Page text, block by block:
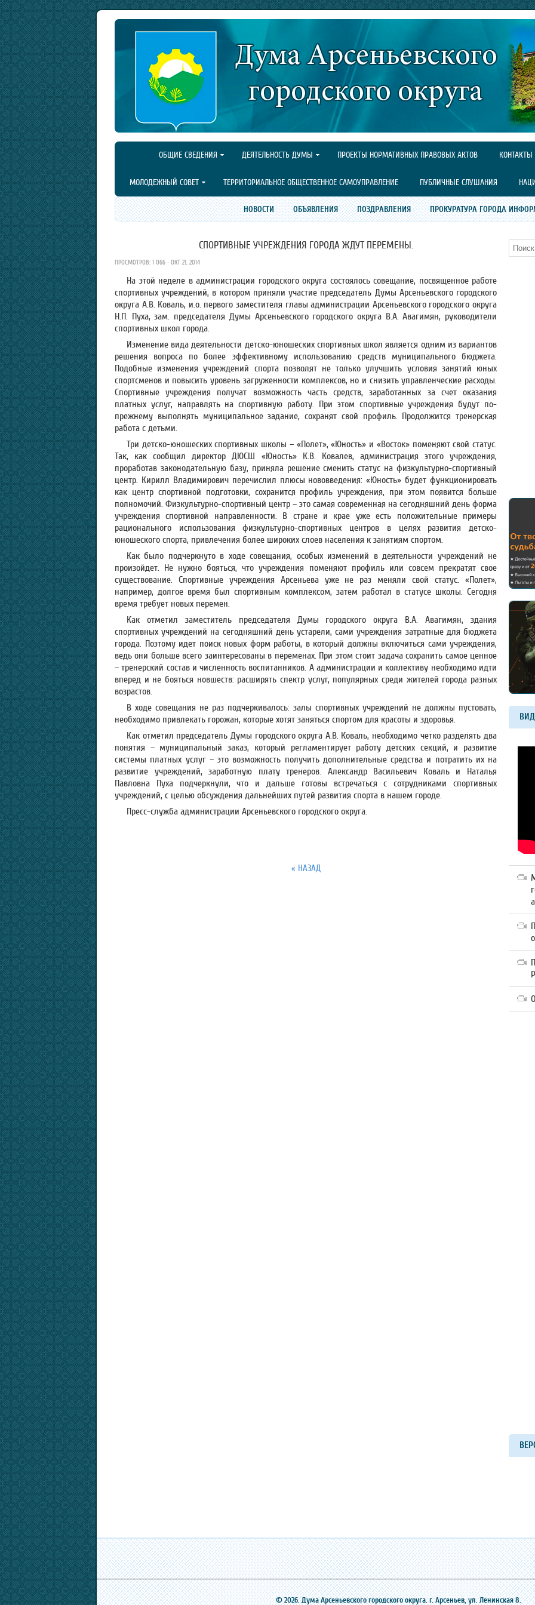
ОБЩИЕ СВЕДЕНИЯ ДЕЯТЕЛЬНОСТЬ ДУМЫ ПРОЕКТЫ НОРМАТИВНЫХ ПРАВОВЫХ АКТОВ КОНТАКТЫ
МОЛОДЕЖНЫЙ СОВЕТ ТЕРРИТОРИАЛЬНОЕ ОБЩЕСТВЕННОЕ САМОУПРАВЛЕНИЕ ПУБЛИЧНЫЕ СЛУШАНИЯ
НОВОСТИ ОБЪЯВЛЕНИЯ ПОЗДРАВЛЕНИЯ ПРОКУРАТУРА ГОРОДА
СПОРТИВНЫЕ УЧРЕЖДЕНИЯ ГОРОДА ЖДУТ ПЕРЕМЕНЫ.
ПРОСМОТРОВ: 1 066 · ОКТ 21, 2014
На этой неделе в администрации городского округа состоялось совещание, посвященное работе
спортивных учреждений, в котором приняли участие председатель Думы Арсеньевского городского
округа А.В. Коваль, и.о. первого заместителя главы администрации Арсеньевского городского округа
Н.П. Пуха, зам. председателя Думы Арсеньевского городского округа В.А. Авагимян, руководители
спортивных школ города.
Изменение вида деятельности детско-юношеских спортивных школ является одним из вариантов
решения вопроса по более эффективному использованию средств муниципального бюджета.
Подобные изменения учреждений спорта позволят не только улучшить условия занятий юных
спортсменов и повысить уровень загруженности комплексов, но и снизить управленческие расходы.
Спортивные учреждения получат возможность часть средств, заработанных за счет оказания
платных услуг, направлять на спортивную работу. При этом спортивные учреждения будут по-
прежнему выполнять муниципальное задание, сохранят свой профиль. Продолжится тренерская
работа с детьми.
Три детско-юношеских спортивных школы – «Полет», «Юность» и «Восток» поменяют свой статус.
Так, как сообщил директор ДЮСШ «Юность» К.В. Ковалев, администрация этого учреждения,
проработав законодательную базу, приняла решение сменить статус на физкультурно-спортивный
центр. Кирилл Владимирович перечислил плюсы нововведения: «Юность» будет функционировать
как центр спортивной подготовки, сохранится профиль учреждения, при этом появится больше
полномочий. Физкультурно-спортивный центр – это самая современная на сегодняшний день форма
учреждения спортивной направленности. В стране и крае уже есть положительные примеры
рационального использования физкультурно-спортивных центров в целях развития детско-
юношеского спорта, привлечения более широких слоев населения к занятиям спортом.
Как было подчеркнуто в ходе совещания, особых изменений в деятельности учреждений не
произойдет. Не нужно бояться, что учреждения поменяют профиль или совсем прекратят свое
существование. Спортивные учреждения Арсеньева уже не раз меняли свой статус. «Полет»,
например, долгое время был спортивным комплексом, затем работал в статусе школы. Сегодня
время требует новых перемен.
Как отметил заместитель председателя Думы городского округа В.А. Авагимян, здания
спортивных учреждений на сегодняшний день устарели, сами учреждения затратные для бюджета
города. Поэтому идет поиск новых форм работы, в который должны включиться сами учреждения,
ведь они больше всего заинтересованы в переменах. При этом стоит задача сохранить самое ценное
– тренерский состав и численность воспитанников. А администрации и коллективу необходимо идти
вперед и не бояться новшеств: расширять спектр услуг, популярных среди жителей города разных
возрастов.
В ходе совещания не раз подчеркивалось: залы спортивных учреждений не должны пустовать,
необходимо привлекать горожан, которые хотят заняться спортом для красоты и здоровья.
Как отметил председатель Думы городского округа А.В. Коваль, необходимо четко разделять два
понятия – муниципальный заказ, который регламентирует работу детских секций, и развитие
системы платных услуг – это возможность получить дополнительные средства и потратить их на
развитие учреждений, заработную плату тренеров. Александр Васильевич Коваль и Наталья
Павловна Пуха подчеркнули, что и дальше готовы встречаться с сотрудниками спортивных
учреждений, с целью обсуждения дальнейших путей развития спорта в нашем городе.
Пресс-служба администрации Арсеньевского городского округа.
« НАЗАД
Поиск
© 2026. Дума Арсеньевского городского округа. г. Арсеньев, ‎ул. Ленинская 8.